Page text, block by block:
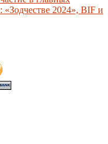
2024», BIF и